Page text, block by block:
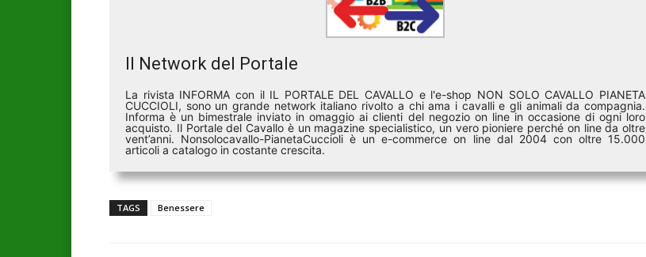
Il Network del Portale
La rivista INFORMA con il IL PORTALE DEL CAVALLO e l'e-shop NON SOLO CAVALLO PIANETA
CUCCIOLI, sono un grande network italiano rivolto a chi ama i cavalli e gli animali da compagnia.
Informa è un bimestrale inviato in omaggio ai clienti del negozio on line in occasione di ogni loro
acquisto. Il Portale del Cavallo è un magazine specialistico, un vero pioniere perché on line da oltre
vent’anni. Nonsolocavallo-PianetaCuccioli è un e-commerce on line dal 2004 con oltre 15.000
articoli a catalogo in costante crescita.
TAGS Benessere